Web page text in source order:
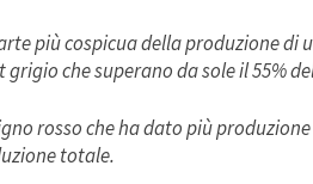
più cospicua della produzione di
grigio che superano da sole il 55%
rosso che ha dato più
totale.